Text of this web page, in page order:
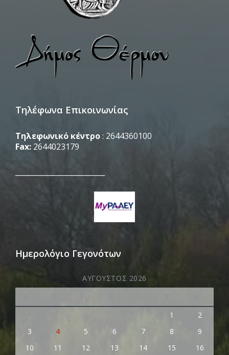
Τηλέφωνα Επικοινωνίας
Τηλεφωνικό κέντρο: 2644360100
Fax: 2644023179
Ημερολόγιο Γεγονότων
ΑΎΓΟΥΣΤΟΣ 2026
1
2
3
4 5 6 7 8
9
10
11 12 13 14 15
16